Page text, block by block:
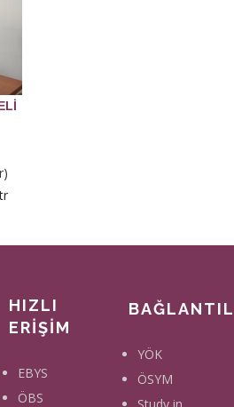
HIZLI
ERİŞİM
EBYS
ÖBS
YÖK
ÖSYM